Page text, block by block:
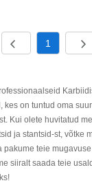
1
kes on tuntud oma
Kui olete huvitatud
ja stantsid-st, võtke
pakume teie
siiralt saada teie